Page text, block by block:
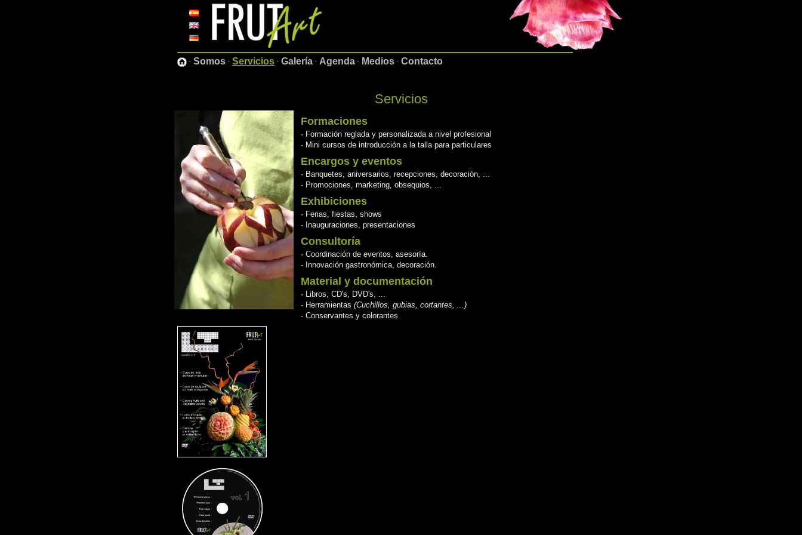
· Somos · Servicios · Galería · Agenda · Medios · Contacto
Servicios
Formaciones
- Formación reglada y personalizada a nivel profesional
- Mini cursos de introducción a la talla para particulares
Encargos y eventos
- Banquetes, aniversarios, recepciones, decoración, ...
- Promociones, marketing, obsequios, ...
Exhibiciones
- Ferias, fiestas, shows
- Inauguraciones, presentaciones
Consultoría
- Coordinación de eventos, asesoría.
- Innovación gastronómica, decoración.
Material y documentación
- Libros, CD's, DVD's, ...
- Herramientas (Cuchillos, gubias, cortantes, ...)
- Conservantes y colorantes